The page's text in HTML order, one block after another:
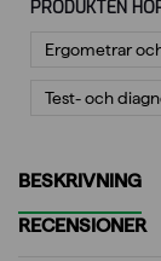
PRODUKTEN
Ergometrar
Test- och
BESKRIVNING
RECENSIONER